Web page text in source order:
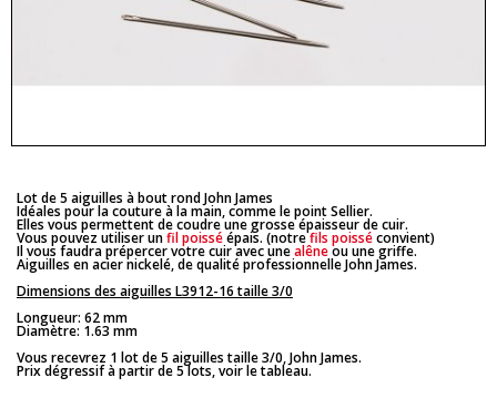
Lot de 5 aiguilles à bout rond John James
Idéales pour la couture à la main, comme le point Sellier.
Elles vous permettent de coudre une grosse épaisseur de cuir.
Vous pouvez utiliser unfil poisséépais. (notrefils poisséconvient)
Il vous faudra prépercer votre cuir avec unealêneou une griffe.
Aiguilles en acier nickelé, de qualité professionnelle John James.
Dimensions des aiguilles L3912-16 taille 3/0
Longueur: 62 mm
Diamètre: 1.63 mm
Vous recevrez 1 lot de 5 aiguilles taille 3/0, John James.
Prix dégressif à partir de 5 lots, voir le tableau.